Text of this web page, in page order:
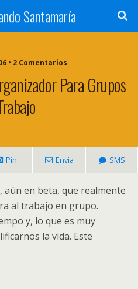
Santamaría
• 2 Comentarios
Para Grupos
Pin Envía SMS
, aún en beta, que realmente
al trabajo en grupo.
y, lo que es muy
la vida. Este